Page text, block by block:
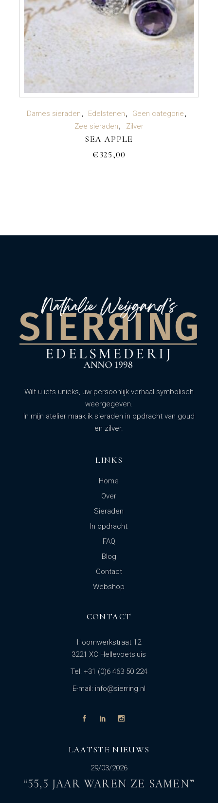
TOEVOEGEN AAN WINKELWAGEN
Dames sieraden Edelstenen
Geen categorie
Zee sieraden
Zilver
SEA APPLE
€325,00
Wilt u iets unieks, uw persoonlijk verhaal symbolisch
weergegeven.
In mijn atelier maak ik sieraden in opdracht van goud
en zilver.
LINKS
Home
Over
Sieraden
In opdracht
FAQ
Blog
Contact
Webshop
CONTACT
Hoornwerkstraat 12
3221 XC Hellevoetsluis
Tel: +31 (0)6 463 50 224
E-mail: info@sierring.nl
LAATSTE NIEUWS
29/03/2026
“55,5 JAAR WAREN ZE SAMEN”